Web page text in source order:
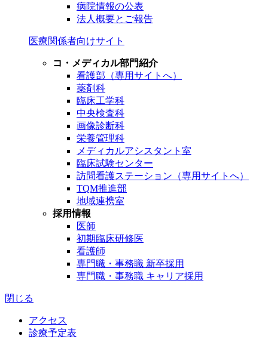
病院情報の公表
法人概要とご報告
医療関係者向けサイト
コ・メディカル部門紹介
看護部（専用サイトへ）
薬剤科
臨床工学科
中央検査科
画像診断科
栄養管理科
メディカルアシスタント室
臨床試験センター
訪問看護ステーション（専用サイトへ）
TQM推進部
地域連携室
採用情報
医師
初期臨床研修医
看護師
専門職・事務職 新卒採用
専門職・事務職 キャリア採用
閉じる
アクセス
診療予定表